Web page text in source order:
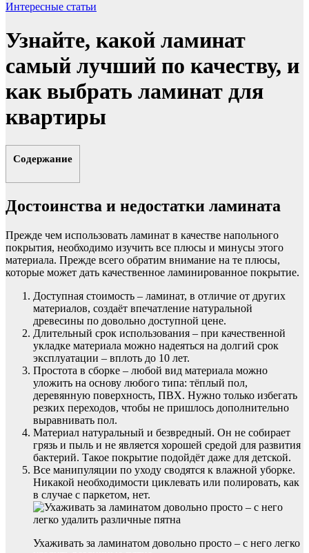
Интересные статьи
Узнайте, какой ламинат
самый лучший по качеству, и
как выбрать ламинат для
квартиры
Содержание
Достоинства и недостатки ламината
Прежде чем использовать ламинат в качестве напольного
покрытия, необходимо изучить все плюсы и минусы этого
материала. Прежде всего обратим внимание на те плюсы,
которые может дать качественное ламинированное покрытие.
Доступная стоимость – ламинат, в отличие от других
материалов, создаёт впечатление натуральной
древесины по довольно доступной цене.
Длительный срок использования – при качественной
укладке материала можно надеяться на долгий срок
эксплуатации – вплоть до 10 лет.
Простота в сборке – любой вид материала можно
уложить на основу любого типа: тёплый пол,
деревянную поверхность, ПВХ. Нужно только избегать
резких переходов, чтобы не пришлось дополнительно
выравнивать пол.
Материал натуральный и безвредный. Он не собирает
грязь и пыль и не является хорошей средой для развития
бактерий. Такое покрытие подойдёт даже для детской.
Все манипуляции по уходу сводятся к влажной уборке.
Никакой необходимости циклевать или полировать, как
в случае с паркетом, нет.
Ухаживать за ламинатом довольно просто – с него легко